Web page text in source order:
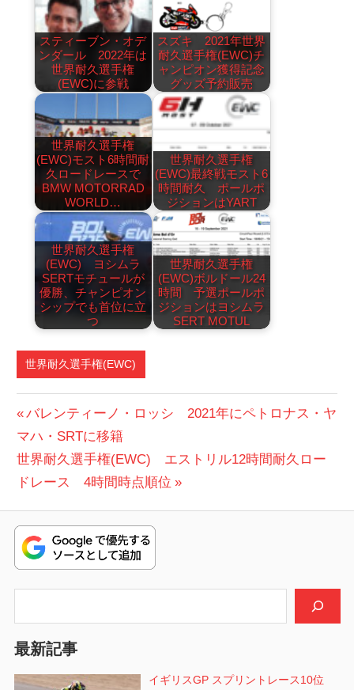
スティーブン・オデ
ンダール 2022年は
世界耐久選手権
(EWC)に参戦
スズキ 2021年世界
耐久選手権(EWC)チ
ャンピオン獲得記念
グッズ予約販売
世界耐久選手権
(EWC)モスト6時間耐
久ロードレースで
BMW MOTORRAD
WORLD…
世界耐久選手権
(EWC)最終戦モスト6
時間耐久 ポールポ
ジションはYART
世界耐久選手権
(EWC) ヨシムラ
SERTモチュールが
優勝、チャンピオン
シップでも首位に立
つ
世界耐久選手権
(EWC)ボルドール24
時間 予選ポールポ
ジションはヨシムラ
SERT MOTUL
世界耐久選手権(EWC)
投
稿
ナ
ビ
ゲ
ー
ン
前
の
投
稿:
バレンティーノ・ロッシ 2021年にペトロナス・ヤ
マハ・SRTに移籍
次
の
稿:
世界耐久選手権(EWC) エストリル12時間耐久ロー
ドレース 4時間時点順位
最新記事
イギリスGP スプリントレース10位